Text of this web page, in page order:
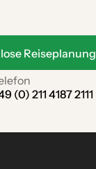
Reiseplanung
(0) 211 4187 2111